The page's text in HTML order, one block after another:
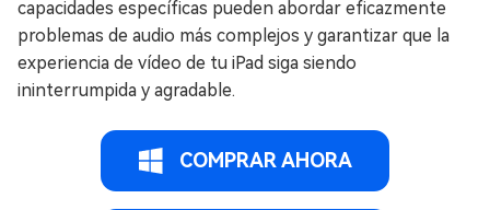
capacidades específicas pueden abordar eficazmente
problemas de audio más complejos y garantizar que la
experiencia de vídeo de tu iPad siga siendo
ininterrumpida y agradable.
COMPRAR AHORA